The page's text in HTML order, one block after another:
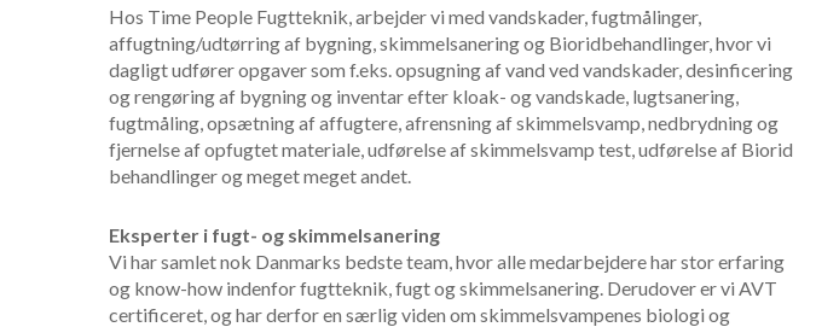
Hos Time People Fugtteknik, arbejder vi med vandskader, fugtmålinger,
affugtning/udtørring af bygning, skimmelsanering og Bioridbehandlinger, hvor vi
dagligt udfører opgaver som f.eks. opsugning af vand ved vandskader, desinficering
og rengøring af bygning og inventar efter kloak- og vandskade, lugtsanering,
fugtmåling, opsætning af affugtere, afrensning af skimmelsvamp, nedbrydning og
fjernelse af opfugtet materiale, udførelse af skimmelsvamp test, udførelse af Biorid
behandlinger og meget meget andet.
Eksperter i fugt- og skimmelsanering
Vi har samlet nok Danmarks bedste team, hvor alle medarbejdere har stor erfaring
og know-how indenfor fugtteknik, fugt og skimmelsanering. Derudover er vi AVT
certificeret, og har derfor en særlig viden om skimmelsvampenes biologi og